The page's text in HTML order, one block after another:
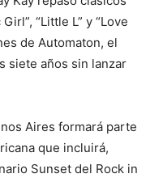
“Little L” y “Love
de Automaton, el
siete años sin lanzar
Aires formará parte
que incluirá,
Sunset del Rock in